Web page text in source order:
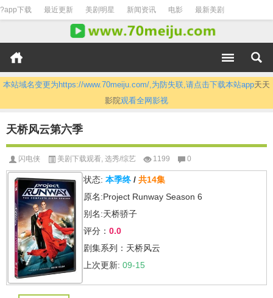
?app下载 最近更新 美剧明星 新闻资讯 电影 最新美剧
本站域名变更为https://www.70meiju.com/,为防失联,请点击下载本站app天天
影院观看全网影视
天桥风云第六季
闪电侠 美剧下载观看, 选秀/综艺 1199 0
状态: 本季终/ 共14集
原名:Project Runway Season 6
别名:天桥骄子
评分： 0.0
剧集系列：天桥风云
上次更新: 09-15